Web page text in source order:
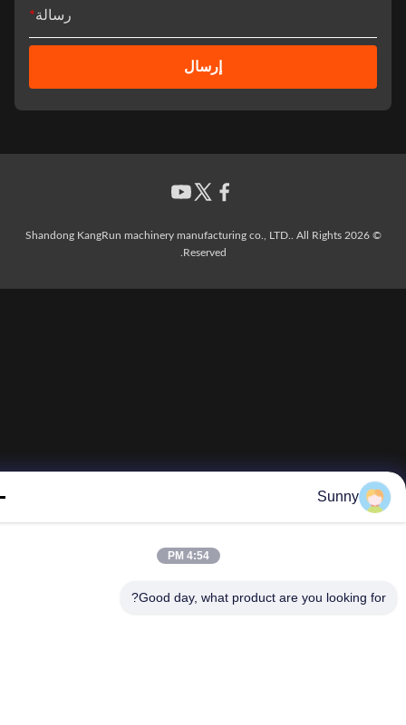
رسالة *
إرسال
© 2026 Shandong KangRun machinery manufacturing co., LTD.. All Rights
Reserved.
Sunny
4:54 PM
Good day, what product are you looking